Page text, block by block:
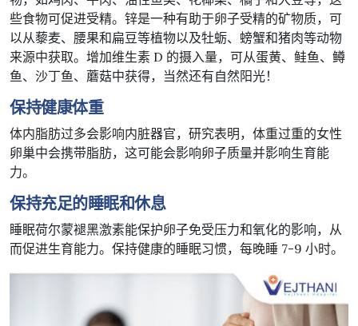
些食物可促进受精。锌是一种有助于卵子受精的矿物质，可
以从藜麦、腰果和扁豆等植物以及牡蛎、螃蟹和猪肉等动物
来源中获取。增加维生素 D 的摄入量，可从蛋黄、鲑鱼、鳟
鱼、沙丁鱼、蘑菇中获得，当然还有自然阳光！
保持健康体重
体内脂肪过多会影响内脏器官，研究表明，体重过重的女性
卵巢中会携带脂肪，这可能会影响卵子质量并影响生育能
力。
保持充足的睡眠和休息
睡眠荷尔蒙褪黑激素能保护卵子免受压力和氧化的影响，从
而促进生育能力。保持健康的睡眠习惯，每晚睡 7-9 小时。